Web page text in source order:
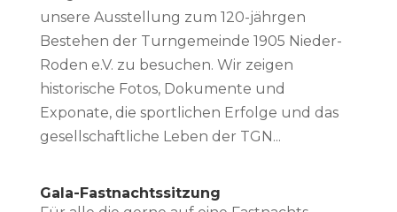
unsere Ausstellung zum 120-jährgen
Bestehen der Turngemeinde 1905 Nieder-
Roden e.V. zu besuchen. Wir zeigen
historische Fotos, Dokumente und
Exponate, die sportlichen Erfolge und das
gesellschaftliche Leben der TGN...
Gala-Fastnachtssitzung